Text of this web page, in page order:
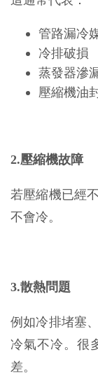
管路漏冷
冷排破損
蒸發器滲
壓縮機油
2.壓縮機故障
若壓縮機已經
不會冷。
3.散熱問題
例如冷排堵塞
冷氣不冷。很
差。